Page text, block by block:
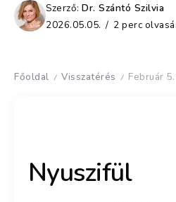
Szerző: Dr. Szántó Szilvia
2026.05.05.
2 perc
Főoldal / Visszatérés / Február
Nyuszifül